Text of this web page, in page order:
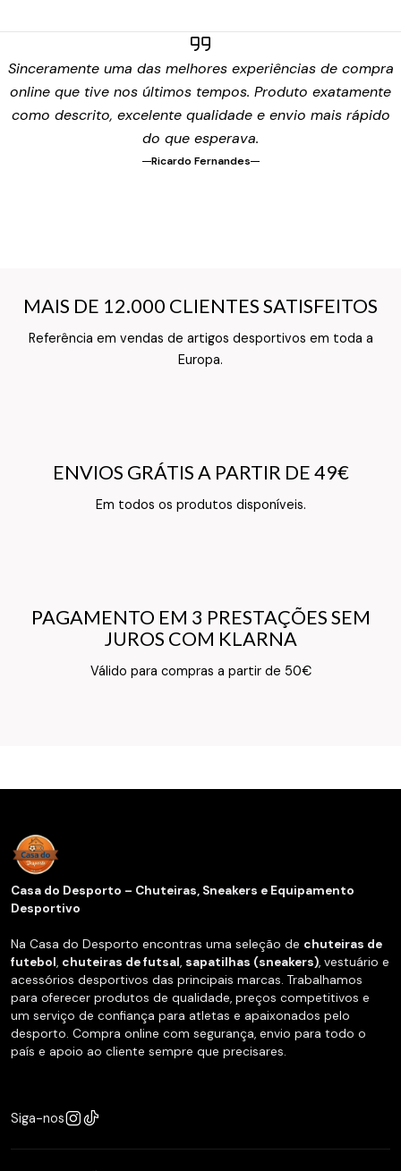
Sinceramente uma das melhores experiências de compra
online que tive nos últimos tempos. Produto exatamente
como descrito, excelente qualidade e envio mais rápido
do que esperava.
Ricardo Fernandes
MAIS DE 12.000 CLIENTES SATISFEITOS
Referência em vendas de artigos desportivos em toda a
Europa.
MAIS DE 12.000 CLIENTES SATISFEITOS
Texto do Verso do Cartão de Informação
ENVIOS GRÁTIS A PARTIR DE 49€
Em todos os produtos disponíveis.
ENVIOS GRÁTIS A PARTIR DE 49€
Texto do Verso do Cartão de Informação
PAGAMENTO EM 3 PRESTAÇÕES SEM
JUROS COM KLARNA
Válido para compras a partir de 50€
PAGAMENTO EM 3 PRESTAÇÕES SEM
JUROS COM KLARNA
Texto do Verso do Cartão de Informação
Casa do Desporto – Chuteiras, Sneakers e Equipamento
Desportivo
Na Casa do Desporto encontras uma seleção de chuteiras de
futebol, chuteiras de futsal, sapatilhas (sneakers), vestuário e
acessórios desportivos das principais marcas. Trabalhamos
para oferecer produtos de qualidade, preços competitivos e
um serviço de confiança para atletas e apaixonados pelo
desporto. Compra online com segurança, envio para todo o
país e apoio ao cliente sempre que precisares.
Siga-nos